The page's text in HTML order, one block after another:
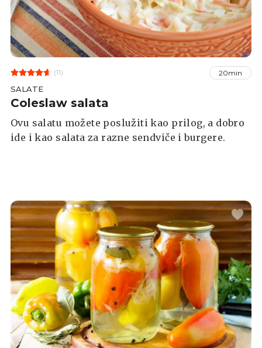
(11) 20min
SALATE
Coleslaw salata
Ovu salatu možete poslužiti kao prilog, a dobro
ide i kao salata za razne sendviče i burgere.